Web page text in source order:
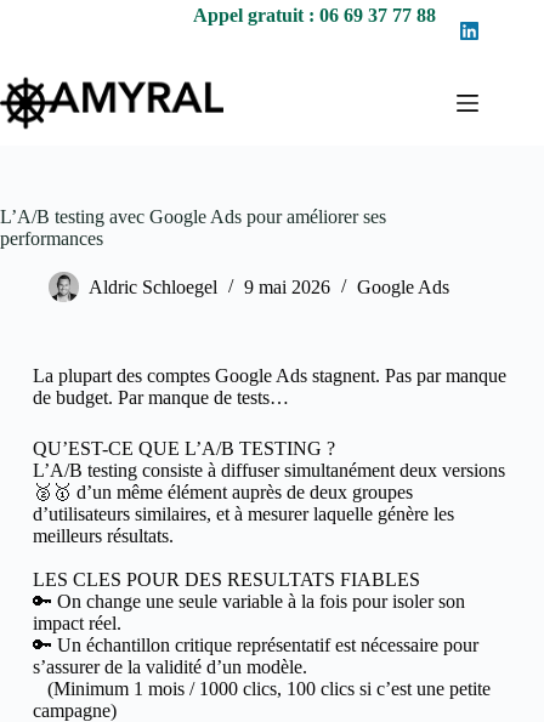
Appel gratuit : 06 69 37 77 88
L’A/B testing avec Google Ads pour améliorer ses
performances
Aldric Schloegel 9 mai 2026 Google Ads
La plupart des comptes Google Ads stagnent. Pas par manque
de budget. Par manque de tests…
QU’EST-CE QUE L’A/B TESTING ?
L’A/B testing consiste à diffuser simultanément deux versions
🥈🥇 d’un même élément auprès de deux groupes
d’utilisateurs similaires, et à mesurer laquelle génère les
meilleurs résultats.
LES CLES POUR DES RESULTATS FIABLES
🔑 On change une seule variable à la fois pour isoler son
impact réel.
🔑 Un échantillon critique représentatif est nécessaire pour
s’assurer de la validité d’un modèle.
(Minimum 1 mois / 1000 clics, 100 clics si c’est une petite
campagne)